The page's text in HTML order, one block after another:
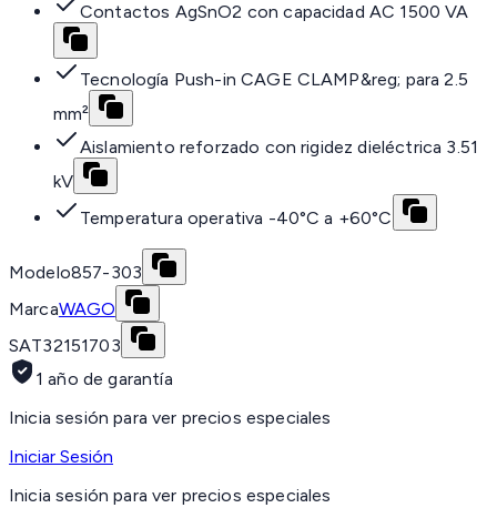
Contactos AgSnO2 con capacidad AC 1500 VA
Tecnología Push-in CAGE CLAMP&reg; para 2.5
mm²
Aislamiento reforzado con rigidez dieléctrica 3.51
kV
Temperatura operativa -40°C a +60°C
Modelo857-303
MarcaWAGO
SAT32151703
1 año de garantía
Inicia sesión para ver precios especiales
Iniciar Sesión
Inicia sesión para ver precios especiales